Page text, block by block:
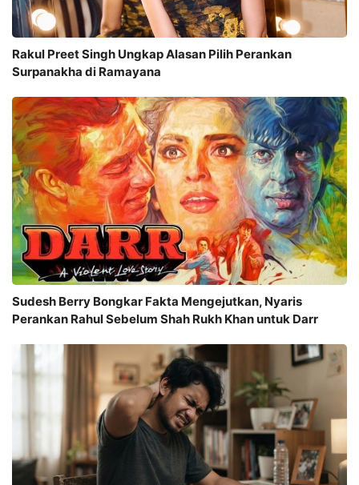
Rakul Preet Singh Ungkap Alasan Pilih Perankan
Surpanakha di Ramayana
Sudesh Berry Bongkar Fakta Mengejutkan, Nyaris
Perankan Rahul Sebelum Shah Rukh Khan untuk Darr